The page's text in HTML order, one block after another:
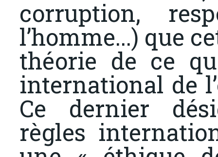
corruption,
l’homme...) que
théorie de ce
international de
Ce dernier
règles